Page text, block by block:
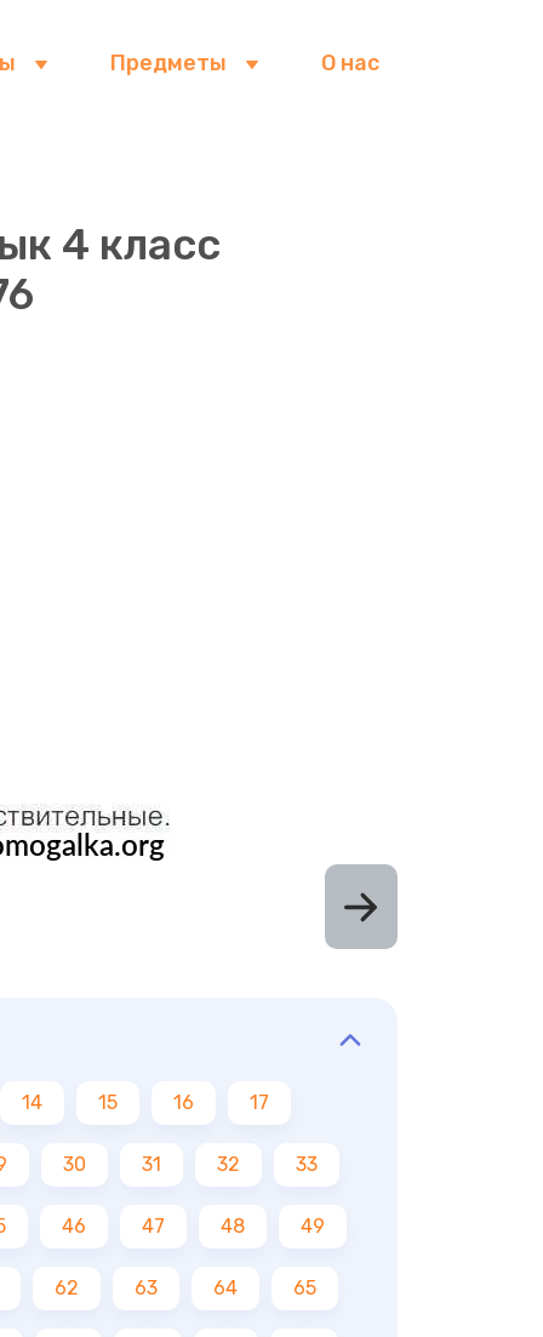
Предметы О нас
4 класс
14 15 16 17
30 31 32 33
46 47 48 49
62 63 64 65